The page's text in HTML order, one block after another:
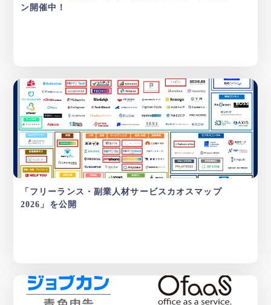
ン開催中！
「フリーランス・副業人材サービスカオスマップ
2026」を公開